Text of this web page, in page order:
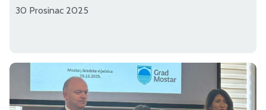
30 Prosinac 2025